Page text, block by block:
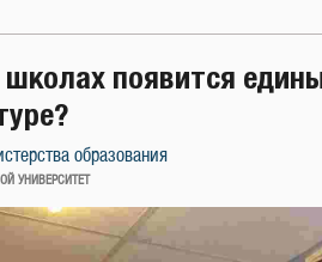
школах появится
образования
УНИВЕРСИТЕТ